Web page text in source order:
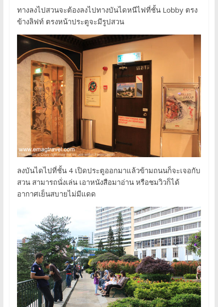
ทางลงไปสวนจะต้องลงไปทางบันไดหนีไฟที่ชั้น Lobby ตรง
ข้างลิฟท์ ตรงหน้าประตูจะมีรูปสวน
ลงบันไดไปที่ชั้น 4 เปิดประตูออกมาแล้วข้ามถนนก็จะเจอกับ
สวน สามารถนั่งเล่น เอาหนังสือมาอ่าน หรือชมวิวก็ได้
อากาศเย็นสบายไม่มีแดด